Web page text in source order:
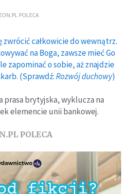
POLECA
zwrócić całkowicie do wewnątrz.
na Boga, zawsze mieć Go
zapominać o sobie, aż znajdzie
(Sprawdź:Rozwój duchowy)
prasa brytyjska, wyklucza na
elemencie unii bankowej.
POLECA